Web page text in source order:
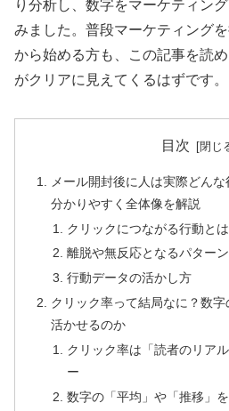
り分析し、数字をマーケティン
みました。普段マーケティング
から始める方も、この記事を読
がクリアに見えてくるはずです。
目次
メール開封後に人は実際どん
分かりやすく全体像を解説
クリックにつながる行動とは
離脱や無反応となるパター
行動データの活かし方
クリック率って結局なに？数
活かせるのか
クリック率は「読者のリア
ー
数字の「平均」や「推移」